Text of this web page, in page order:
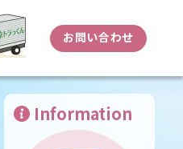
お問い合わせ
Information